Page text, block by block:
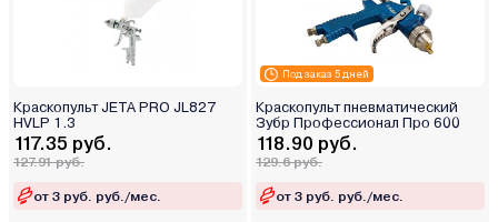
Краскопульт JETA PRO JL827
HVLP 1.3
117.35 руб.
127.91 руб.
от 3 руб. руб./мес.
Под заказ 5 дней
Краскопульт пневматический
Зубр Профессионал Про 600
118.90 руб.
129.6 руб.
от 3 руб. руб./мес.